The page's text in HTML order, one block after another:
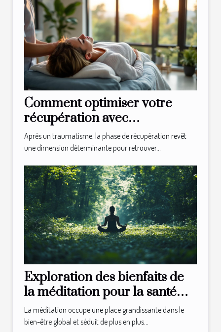
Comment optimiser votre
récupération avec
l'ostéopathie après un
traumatisme ?
Après un traumatisme, la phase de récupération revêt
une dimension déterminante pour retrouver...
Exploration des bienfaits de
la méditation pour la santé
sexuelle
La méditation occupe une place grandissante dans le
bien-être global et séduit de plus en plus...